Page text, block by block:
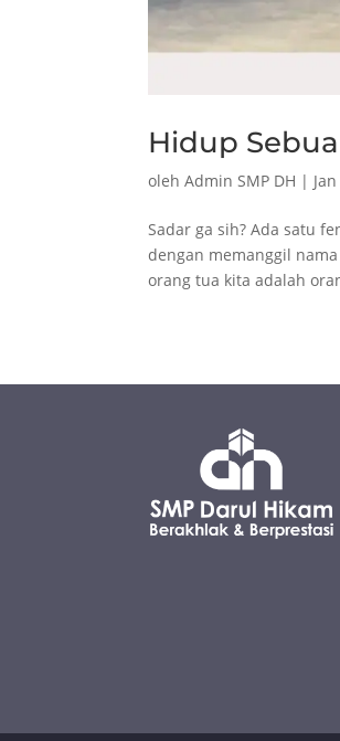
Hidup
olehAdmin SMP DH |
Sadar ga sih? Ada satu
dengan memanggil
orang tua kita adalah